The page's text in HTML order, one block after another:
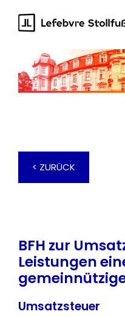
springen
< ZURÜCK
BFH zur
Leistungen
Umsatzsteuer